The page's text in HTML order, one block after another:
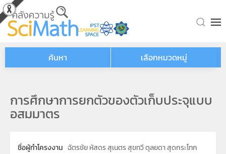
Skip to main content
ค้นหา เลือกหมวดหมู่
การศึกษาการยกตัวของตัวเก็บประจุแบบ
อสมมาตร
ชื่อผู้ทำโครงงาน ฉัตรชัย หัสดร สุเนตร สุขทวี ตุลยดา สุดกระโทก